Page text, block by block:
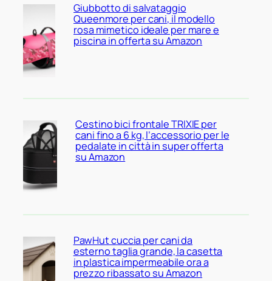
Giubbotto di salvataggio
Queenmore per cani, il modello
rosa mimetico ideale per mare e
piscina in offerta su Amazon
Cestino bici frontale TRIXIE per
cani fino a 6 kg, l’accessorio per le
pedalate in città in super offerta
su Amazon
PawHut cuccia per cani da
esterno taglia grande, la casetta
in plastica impermeabile ora a
prezzo ribassato su Amazon